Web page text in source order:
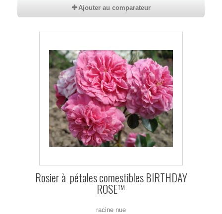
Ajouter au comparateur
Rosier à pétales comestibles BIRTHDAY
ROSE™
racine nue